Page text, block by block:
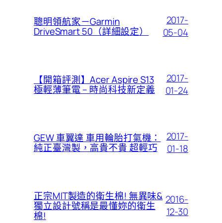
聰明領航家－Garmin
DriveSmart 50（詳細設定）
2017-
05-04
【開箱評測】Acer Aspire S13
極輕薄筆電 – 時尚科技新定義
2017-
01-24
GEW 車翼達 車用輪胎打氣機：
純正臺灣製，高貴不貴 超輕巧
2017-
01-18
正宗MIT製造的衛生棉! 無異味&
獨立設計號稱是最懂妳的衛生
棉!
2016-
12-30